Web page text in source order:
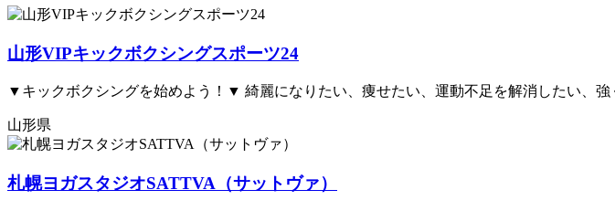
山形VIPキックボクシングスポーツ24
▼キックボクシングを始めよう！▼ 綺麗になりたい、痩せたい、運動不足を解消したい、
山形県
札幌ヨガスタジオSATTVA（サットヴァ）